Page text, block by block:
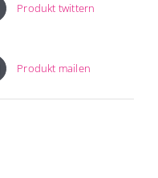
Produkt twittern
Produkt mailen